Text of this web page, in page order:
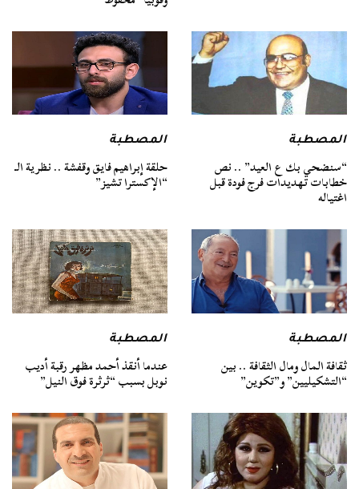
المصطبة
“سنضحي بك ع العيد” .. نص
خطابات تهديدات فرج فودة قبل
اغتياله
المصطبة
حلقة إبراهيم فايق وقفشة .. نظرية الـ
“الإكسترا تشيز”
المصطبة
ثقافة المال ومال الثقافة .. بين
“التشكيليين” و”تكوين”
المصطبة
عندما أنقذ أحمد مظهر رقبة أديب
نوبل بسبب “ثرثرة فوق النيل”